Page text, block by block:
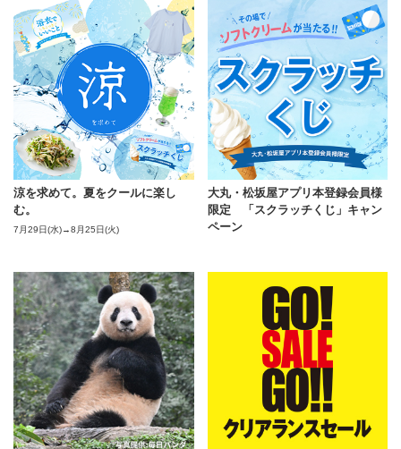
涼を求めて。夏をクールに楽し
む。
7月29日(水)→8月25日(火)
大丸・松坂屋アプリ本登録会員様
限定 「スクラッチくじ」キャン
ペーン